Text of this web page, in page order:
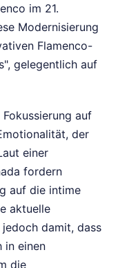
im 21.
Modernisierung
Flamenco-
gelegentlich auf
auf
der
einer
fordern
auf die intime
aktuelle
damit, dass
in einen
die